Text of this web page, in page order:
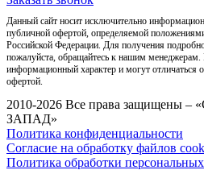
Данный сайт носит исключительно
публичной офертой, определяемой
Российской Федерации. Для получения
пожалуйста, обращайтесь к нашим менеджерам.
информационный характер и могут отличаться
офертой.
2010-2026 Все права защищены
ЗАПАД»
Политика конфиденциальности
Согласие на обработку файлов
Политика обработки